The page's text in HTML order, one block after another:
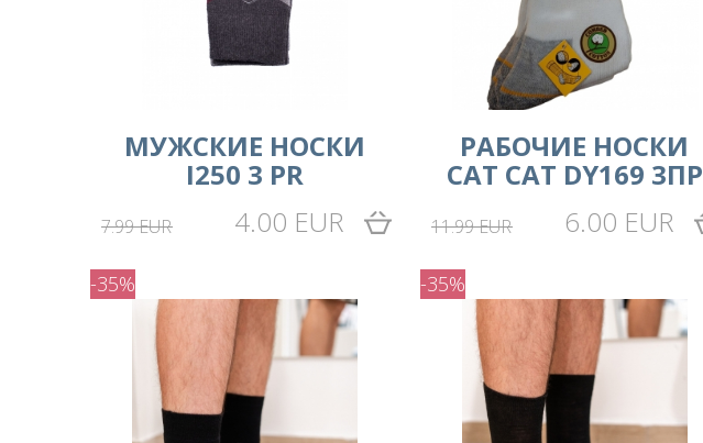
MУЖСКИЕ НОСКИ
I250 3 PR
7.99 EUR 4.00 EUR
РАБОЧИЕ НОСКИ
CAT CAT DY169 3ПР
11.99 EUR 6.00 EUR
-35% -35%